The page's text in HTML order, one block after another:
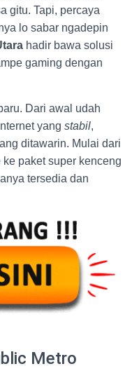
gitu. Tapi, percaya
lo sabar ngadepin
hadir bawa solusi
gaming dengan
Dari awal udah
yang stabil,
ditawarin. Mulai dari
ke paket super kenceng
tersedia dan
Metro